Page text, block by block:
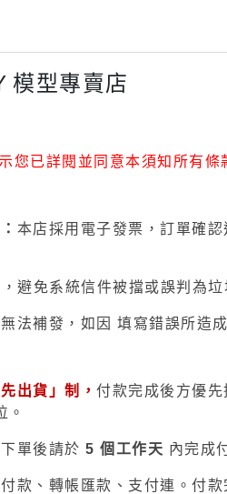
銅棒
其他工具
硝基漆
H 系列 水性
模型專賣店
您已詳閱並同意本須知所有條
本店採用電子發票，訂單確
避免系統信件被擋或誤判為
法補發，如因 填寫錯誤所造
出貨」制， 付款完成後方優
。
下單後請於 5 個工作天 內完成
款、 轉帳 匯款、支付連。付